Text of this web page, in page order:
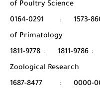
of Poultry Science
0164-0291
: 1573-
of Primatology
1811-9778 : 1811-9786 :
Zoological Research
1687-8477
: 0000-